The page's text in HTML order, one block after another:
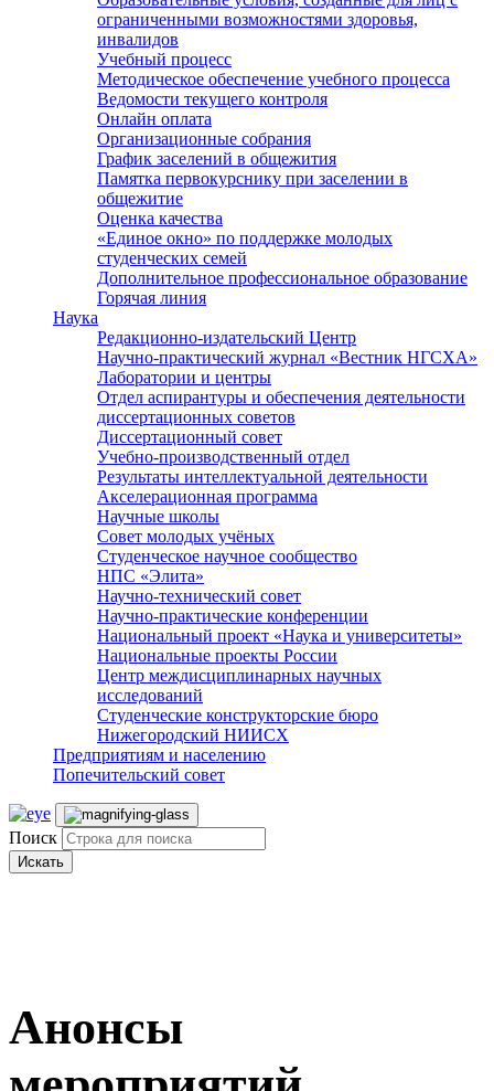
ограниченными возможностями здоровья,
инвалидов
Учебный процесс
Методическое обеспечение учебного процесса
Ведомости текущего контроля
Онлайн оплата
Организационные собрания
График заселений в общежития
Памятка первокурснику при заселении в
общежитие
Оценка качества
«Единое окно» по поддержке молодых
студенческих семей
Дополнительное профессиональное образование
Горячая линия
Наука
Редакционно-издательский Центр
Научно-практический журнал «Вестник НГСХА»
Лаборатории и центры
Отдел аспирантуры и обеспечения деятельности
диссертационных советов
Диссертационный совет
Учебно-производственный отдел
Результаты интеллектуальной деятельности
Акселерационная программа
Научные школы
Совет молодых учёных
Студенческое научное сообщество
НПС «Элита»
Научно-технический совет
Научно-практические конференции
Национальный проект «Наука и университеты»
Национальные проекты России
Центр междисциплинарных научных
исследований
Студенческие конструкторские бюро
Нижегородский НИИСХ
Предприятиям и населению
Попечительский совет
Поиск
Искать
Анонсы